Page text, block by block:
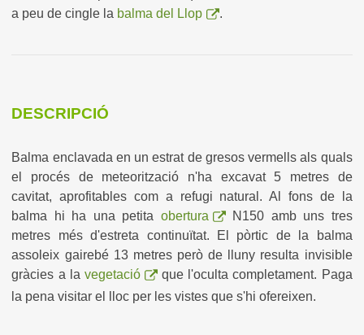
a peu de cingle la balma del Llop .
DESCRIPCIÓ
Balma enclavada en un estrat de gresos vermells als quals
el procés de meteorització n'ha excavat 5 metres de
cavitat, aprofitables com a refugi natural. Al fons de la
balma hi ha una petita obertura
N150 amb uns tres
metres més d'estreta continuïtat. El pòrtic de la balma
assoleix gairebé 13 metres però de lluny resulta invisible
gràcies a la vegetació
que l'oculta completament. Paga
la pena visitar el lloc per les vistes que s'hi ofereixen.